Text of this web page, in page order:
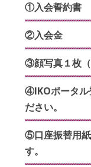
①入会誓約書
②入会金
③顔写真１枚
④IKOポータル
ださい。
⑤口座振替用
す。